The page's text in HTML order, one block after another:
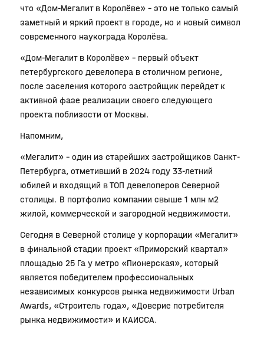
что «Дом-Мегалит в Королёве» – это не только самый
заметный и яркий проект в городе, но и новый символ
современного наукограда Королёва.
«Дом-Мегалит в Королёве» – первый объект
петербургского девелопера в столичном регионе,
после заселения которого застройщик перейдет к
активной фазе реализации своего следующего
проекта поблизости от Москвы.
Напомним,
«Мегалит» – один из старейших застройщиков Санкт-
Петербурга, отметивший в 2024 году 33-летний
юбилей и входящий в ТОП девелоперов Северной
столицы. В портфолио компании свыше 1 млн м2
жилой, коммерческой и загородной недвижимости.
Сегодня в Северной столице у корпорации «Мегалит»
в финальной стадии проект «Приморский квартал»
площадью 25 Га у метро «Пионерская», который
является победителем профессиональных
независимых конкурсов рынка недвижимости Urban
Awards, «Строитель года», «Доверие потребителя
рынка недвижимости» и КАИССА.